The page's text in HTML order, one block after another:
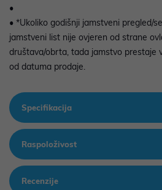
•
• *Ukoliko godišnji jamstveni pregled/
jamstveni list nije ovjeren od strane
društava/obrta, tada jamstvo prestaje
od datuma prodaje.
Specifikacija
Raspoloživost
Recenzije